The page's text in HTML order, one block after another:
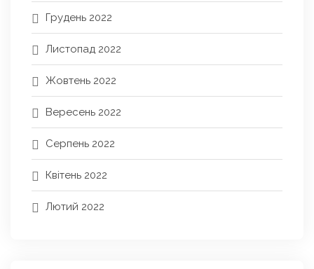
Грудень 2022
Листопад 2022
Жовтень 2022
Вересень 2022
Серпень 2022
Квітень 2022
Лютий 2022